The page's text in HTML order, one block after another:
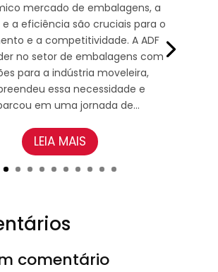
mercado de embalagens, a
a eficiência são cruciais para o
e a competitividade. A ADF
no setor de embalagens com
para a indústria moveleira,
essa necessidade e
em uma jornada de...
LEIA MAIS
comentário